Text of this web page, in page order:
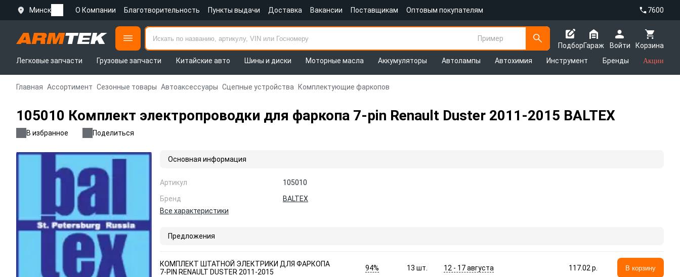
Минск О Компании Благотворительность Пункты выдачи Доставка Вакансии Поставщикам Оптовым покупателям 7600
Пример
Подбор
Корзина
Гараж
Войти
Легковые запчасти
Грузовые запчасти Китайские авто Шины и диски Моторные масла Аккумуляторы Автолампы Автохимия Инструмент Бренды Акции
Главная Ассортимент Сезонные товары Автоаксессуары Сцепные устройства Комплектующие фаркопов
105010 Комплект электропроводки для фаркопа 7-pin Renault Duster 2011-2015 BALTEX
В избранное Поделиться
Основная информация
Артикул
105010
Бренд
BALTEX
Все характеристики
Предложения
КОМПЛЕКТ ШТАТНОЙ ЭЛЕКТРИКИ ДЛЯ ФАРКОПА
7-PIN RENAULT DUSTER 2011-2015
94% 13шт. 12 - 17 августа 117.02 p. В корзину